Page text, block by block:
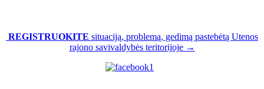
REGISTRUOKITE situaciją, problemą, gedimą pastebėtą Utenos
rajono savivaldybės teritorijoje →